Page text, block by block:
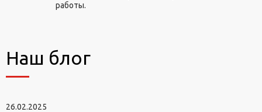
работы.
Наш блог
26.02.2025